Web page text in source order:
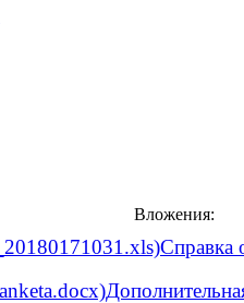
Вложения:
Справка